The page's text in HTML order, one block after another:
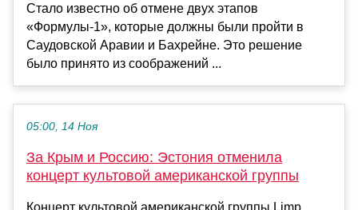
Стало известно об отмене двух этапов
«Формулы-1», которые должны были пройти в
Саудовской Аравии и Бахрейне. Это решение
было принято из соображений ...
05:00, 14 Ноя
За Крым и Россию: Эстония отменила
концерт культовой американской группы
Концерт культовой американской группы Limp